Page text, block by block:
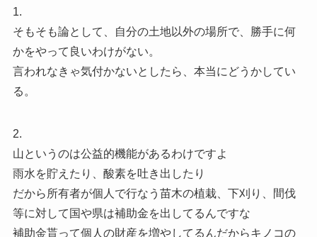
1.
そもそも論として、自分の土地以外の場所で、勝手に何
かをやって良いわけがない。
言われなきゃ気付かないとしたら、本当にどうかしてい
る。
2.
山というのは公益的機能があるわけですよ
雨水を貯えたり、酸素を吐き出したり
だから所有者が個人で行なう苗木の植栽、下刈り、間伐
等に対して国や県は補助金を出してるんですな
補助金貰って個人の財産を増やしてるんだからキノコの